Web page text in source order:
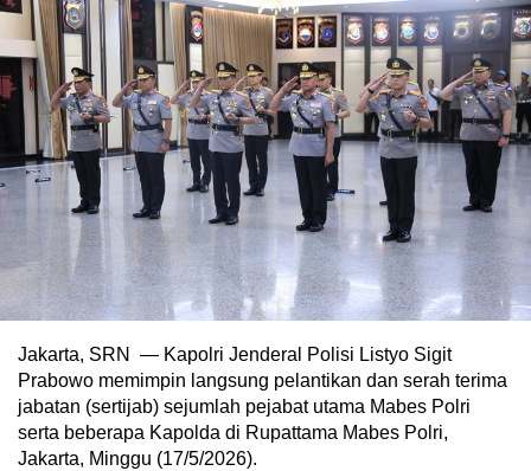
Jakarta, SRN — Kapolri Jenderal Polisi Listyo Sigit
Prabowo memimpin langsung pelantikan dan serah terima
jabatan (sertijab) sejumlah pejabat utama Mabes Polri
serta beberapa Kapolda di Rupattama Mabes Polri,
Jakarta, Minggu (17/5/2026).